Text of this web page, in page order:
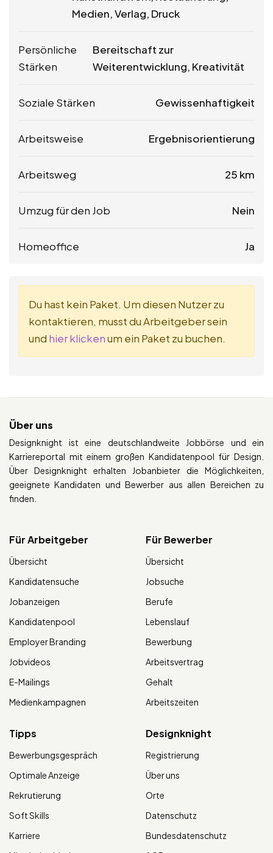
Medien, Verlag, Druck
Persönliche
Stärken
Bereitschaft zur
Weiterentwicklung, Kreativität
Soziale Stärken Gewissenhaftigkeit
Arbeitsweise Ergebnisorientierung
Arbeitsweg 25 km
Umzug für den Job Nein
Homeoffice Ja
Du hast kein Paket. Um diesen Nutzer zu
kontaktieren, musst du Arbeitgeber sein
und hier klickenum ein Paket zu buchen.
Über uns
Designknight ist eine deutschlandweite Jobbörse und ein
Karriereportal mit einem großen Kandidatenpool für Design.
Über Designknight erhalten Jobanbieter die Möglichkeiten,
geeignete Kandidaten und Bewerber aus allen Bereichen zu
finden.
Für Arbeitgeber
Übersicht
Kandidatensuche
Jobanzeigen
Kandidatenpool
Employer Branding
Jobvideos
E-Mailings
Medienkampagnen
Für Bewerber
Übersicht
Jobsuche
Berufe
Lebenslauf
Bewerbung
Arbeitsvertrag
Gehalt
Arbeitszeiten
Tipps
Bewerbungsgespräch
Optimale Anzeige
Rekrutierung
Soft Skills
Karriere
Designknight
Registrierung
Über uns
Orte
Datenschutz
Bundesdatenschutz